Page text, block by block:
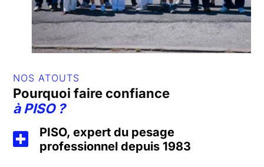
NOS ATOUTS
Pourquoi faire confiance
àPISO?
PISO, expert du pesage
professionnel depuis 1983